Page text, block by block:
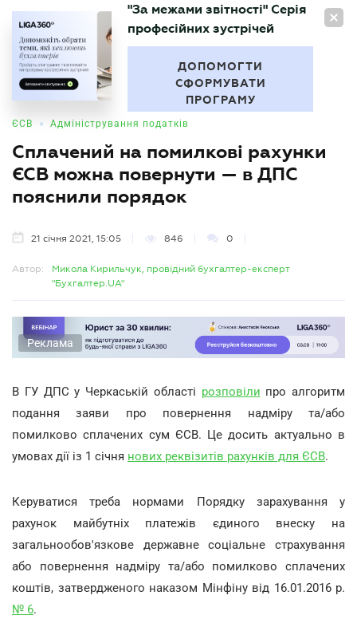
UA
БУХГАЛТЕР
"За межами звітності" Серія
професійних зустрічей
ДОПОМОГТИ
СФОРМУВАТИ
ПРОГРАМУ
ЄСВ • Адміністрування податків
Сплачений на помилкові рахунки
ЄСВ можна повернути — в ДПС
пояснили порядок
21 січня 2021, 15:05 846 0
Автор:
Микола Кирильчук, провідний бухгалтер-експерт
"Бухгалтер.UA"
Реклама
В ГУ ДПС у Черкаській області розповіли про алгоритм
подання заяви про повернення надміру та/або
помилково сплачених сум ЄСВ. Це досить актуально в
умовах дії із 1 січня нових реквізитів рахунків для ЄСВ.
Керуватися треба нормами Порядку зарахування у
рахунок майбутніх платежів єдиного внеску на
загальнообов'язкове державне соціальне страхування
або повернення надміру та/або помилково сплачених
коштів, затвердженого наказом Мінфіну від 16.01.2016 р.
№ 6.